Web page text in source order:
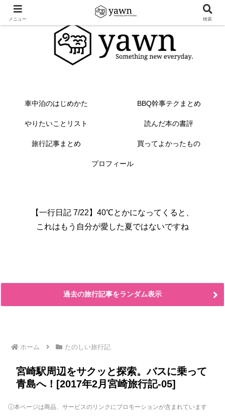
車中泊のはじめかた BBQ幹事テクまとめ
やりたいことリスト 読んだ本の書評
旅行記事まとめ 買ってよかったもの
プロフィール
【一行日記 7/22】40℃とかになってくると、
これはもう自分が愛した夏ではないですね
過去の旅行記事をランダム表示
ホーム たのしい旅行記
宮崎駅周辺をサクッと探索。バスに乗って
青島へ！[2017年2月宮崎旅行記-05]
ⓘ本ページは商品、サービスのリンクにプロモーションが含まれています
メニュー 検索